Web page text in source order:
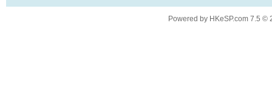
Powered by HKeSP.com 7.5 ©